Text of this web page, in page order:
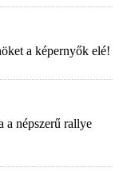
a képernyők elé!
a népszerű rallye